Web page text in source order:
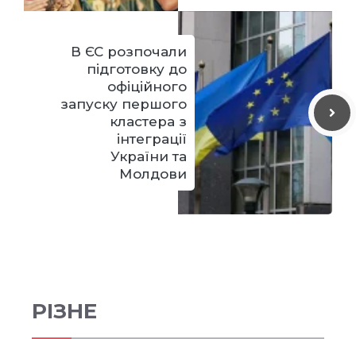
В ЄС розпочали
підготовку до
офіційного
запуску першого
кластера з
інтеграції
України та
Молдови
РІЗНЕ